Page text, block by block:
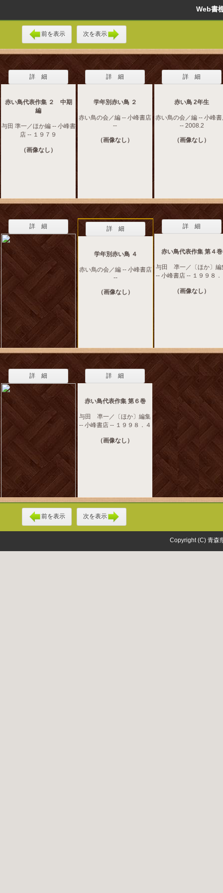
Web
前を表示 次を表示
詳 細
赤い鳥代表作集 ２ 中期
編
与田 準一／ほか編 -- 小峰書
店 -- １９７９
（画像なし）
詳 細
学年別赤い鳥 ２
赤い鳥の会／編 -- 小峰書店
--
（画像なし）
詳 細
赤い鳥 2年生
赤い鳥の会／編 -- 小峰
-- 2008.2
（画像なし）
詳 細 詳 細
学年別赤い鳥 ４
赤い鳥の会／編 -- 小峰書店
--
（画像なし）
詳 細
赤い鳥代表作集 第４巻
与田 凖一／〔ほか〕編
-- 小峰書店 -- １９９８．
（画像なし）
詳 細 詳 細
赤い鳥代表作集 第６巻
与田 凖一／〔ほか〕編集
-- 小峰書店 -- １９９８．４
（画像なし）
前を表示 次を表示
Copyright (C) 青森